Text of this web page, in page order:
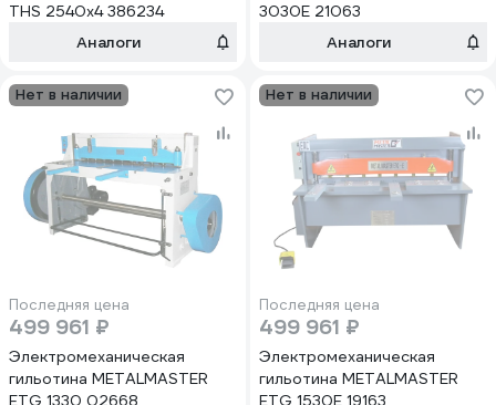
THS 2540x4 386234
Аналоги
3030E 21063
Аналоги
Нет в наличии
Последняя цена
499 961 ₽
Электромеханическая
гильотина METALMASTER
ETG 1330 02668
Нет в наличии
Последняя цена
499 961 ₽
Электромеханическая
гильотина METALMASTER
ETG 1530E 19163